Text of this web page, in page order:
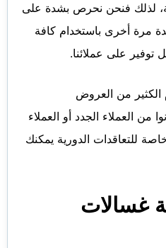
لذلك فنحن نحرص بشدة على
مرة أخرى باستخدام كافة
توفير على عملائنا.
الكثير من العروض
من العملاء الجدد أو العملاء
للتعاقدات الدورية يمكنك
غسالات